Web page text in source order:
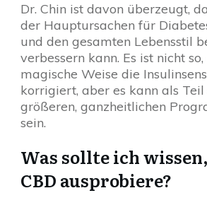
Dr. Chin ist davon überzeugt,
der Hauptursachen für
und den gesamten Lebensstil
verbessern kann. Es ist nicht
magische Weise die
korrigiert, aber es kann als Teil
größeren, ganzheitlichen
sein.
Was sollte ich
CBD ausprobiere?